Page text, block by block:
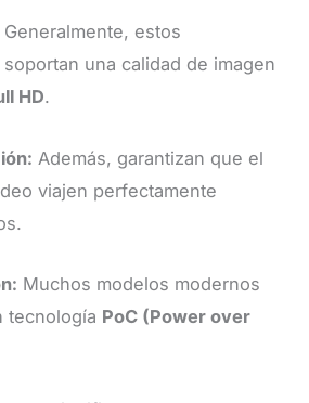
Generalmente, estos
una calidad de imagen
HD.
Además, garantizan que el
viajen perfectamente
Muchos modelos modernos
tecnología PoC (Power over